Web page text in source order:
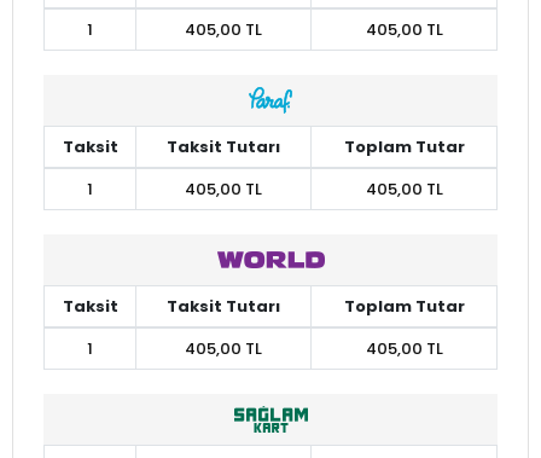
1
405,00 TL 405,00 TL
Taksit Taksit Tutarı
Toplam Tutar
1
405,00 TL 405,00 TL
Taksit Taksit Tutarı
Toplam Tutar
1
405,00 TL 405,00 TL